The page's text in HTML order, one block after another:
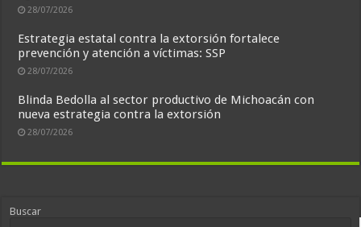
28/07/2026
Estrategia estatal contra la extorsión fortalece
prevención y atención a víctimas: SSP
28/07/2026
Blinda Bedolla al sector productivo de Michoacán con
nueva estrategia contra la extorsión
28/07/2026
Buscar